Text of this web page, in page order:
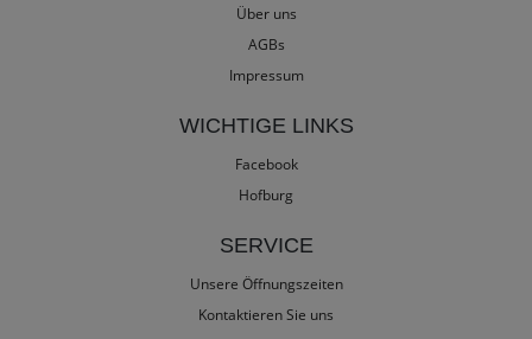
Über uns
AGBs
Impressum
WICHTIGE LINKS
Facebook
Hofburg
SERVICE
Unsere Öffnungszeiten
Kontaktieren Sie uns